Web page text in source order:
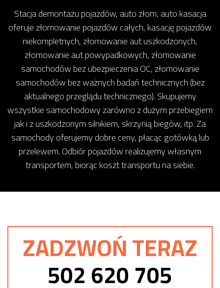
Stacja demontażu pojazdów, auto złom, auto kasacja
oferuje złomowanie pojazdów całych, kasację pojazdów
niekompletnych, złomowanie aut uszkodzonych,
złomowanie aut powypadkowych, złomowanie
samochodów bez ubezpieczenia OC, złomowanie
samochodów bez ważnych badań technicznych (bez
aktualnego przeglądu technicznego). Skupujemy
wszystkie samochodowy zarówno z dużym przebiegiem
jak i z uszkodzonym silnikiem, skrzynią biegów, itp. Za
samochody oferujemy dobre ceny, płacąc gotówką lub
przelewem. Odbiór pojazdów realizujemy własnym
transportem, biorąc koszt transportu na siebie.
ZADZWOŃ TERAZ
502 620 705